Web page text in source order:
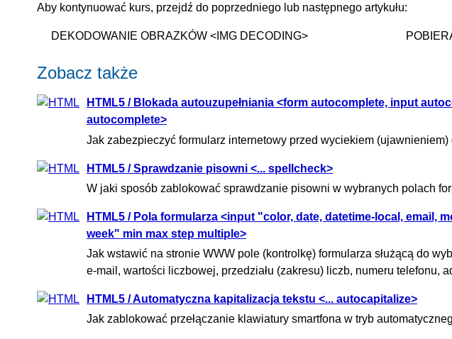
Aby kontynuować kurs, przejdź do poprzedniego lub następnego artykułu:
DEKODOWANIE OBRAZKÓW <IMG DECODING>
Zobacz także
HTML5 / Blokada autouzupełniania <form autocomplete, input
autocomplete>
Jak zabezpieczyć formularz internetowy przed wyciekiem
HTML5 / Sprawdzanie pisowni <... spellcheck>
W jaki sposób zablokować sprawdzanie pisowni w wybranych polach
HTML5 / Pola formularza <input "color, date, datetime-local, email,
week" min max step multiple>
Jak wstawić na stronie WWW pole (kontrolkę) formularza służącą do
e-mail, wartości liczbowej, przedziału (zakresu) liczb, numeru telefonu,
HTML5 / Automatyczna kapitalizacja tekstu <... autocapitalize>
Jak zablokować przełączanie klawiatury smartfona w tryb